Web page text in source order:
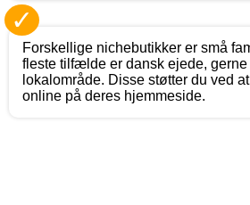
✓
Forskellige nichebutikker er små
fleste tilfælde er dansk ejede, gerne
lokalområde. Disse støtter du ved
online på deres hjemmeside.